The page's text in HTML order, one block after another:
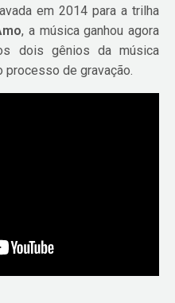
em 2014 para a trilha
, a música ganhou agora
dois gênios da música
processo de gravação.